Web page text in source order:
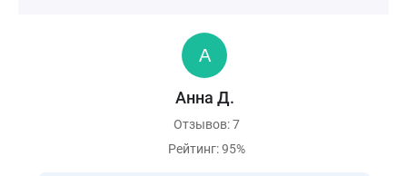
Анна Д.
Отзывов: 7
Рейтинг: 95%